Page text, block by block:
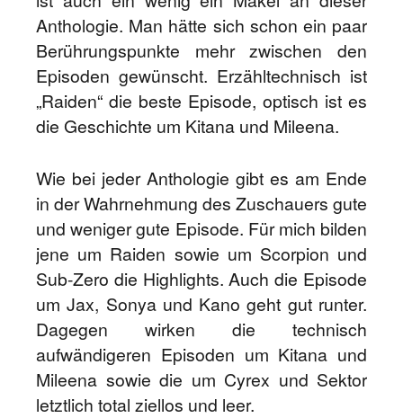
Anthologie. Man hätte sich schon ein paar
Berührungspunkte mehr zwischen den
Episoden gewünscht. Erzähltechnisch ist
„Raiden“ die beste Episode, optisch ist es
die Geschichte um Kitana und Mileena.
Wie bei jeder Anthologie gibt es am Ende
in der Wahrnehmung des Zuschauers gute
und weniger gute Episode. Für mich bilden
jene um Raiden sowie um Scorpion und
Sub-Zero die Highlights. Auch die Episode
um Jax, Sonya und Kano geht gut runter.
Dagegen wirken die technisch
aufwändigeren Episoden um Kitana und
Mileena sowie die um Cyrex und Sektor
letztlich total ziellos und leer.